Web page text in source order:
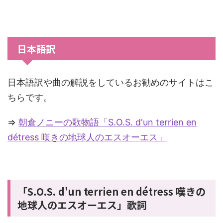
日本語訳
日本語訳や曲の解説をしているお勧めのサイトはこ
ちらです。
⇒ 朝倉ノニーの歌物語「S.O.S. d'un terrien en
détress 嘆きの地球人のエスオーエス」
「S.O.S. d'un terrien en détress 嘆きの
地球人のエスオーエス」歌詞